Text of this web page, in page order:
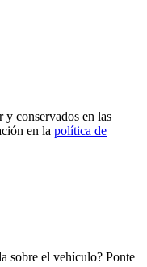
y conservados en las
en la política de
sobre el vehículo? Ponte